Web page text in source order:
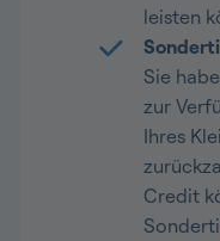
leisten
Sie
zur
Ihres
Credit